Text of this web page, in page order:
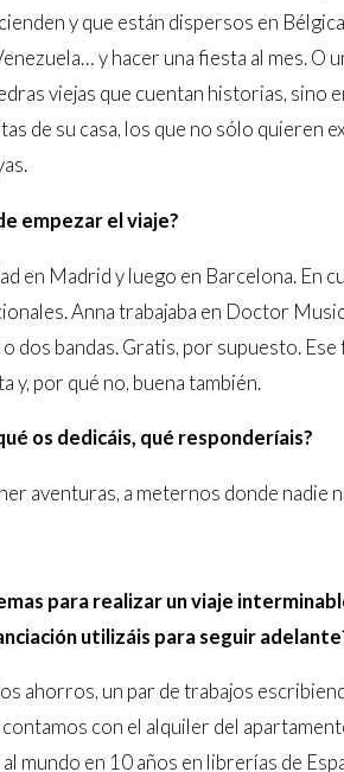
y que están dispersos en
y hacer una fiesta al mes. O
viejas que cuentan historias, sino
de su casa, los que no sólo quieren
empezar el viaje?
en Madrid y luego en Barcelona. En
Anna trabajaba en Doctor
o dos bandas. Gratis, por supuesto.
y, por qué no, buena también.
os dedicáis, qué responderíais?
aventuras, a meternos donde nadie
para realizar un viaje
utilizáis para seguir
ahorros, un par de trabajos
con el alquiler del
mundo en 10 años en librerías de